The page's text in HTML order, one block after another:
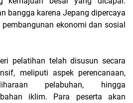
bangga karena Jepang dipercaya
ekonomi dan sosial
pelatihan telah disusun secara
meliputi aspek perencanaan,
pelabuhan, hingga
iklim. Para peserta akan